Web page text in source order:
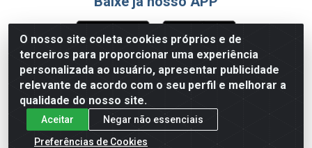
O nosso site coleta cookies próprios e de
terceiros para proporcionar uma experiência
personalizada ao usuário, apresentar publicidade
relevante de acordo com o seu perfil e melhorar a
qualidade do nosso site.
Aceitar
Negar não essenciais
Preferências de Cookies
Formas de Pagamento